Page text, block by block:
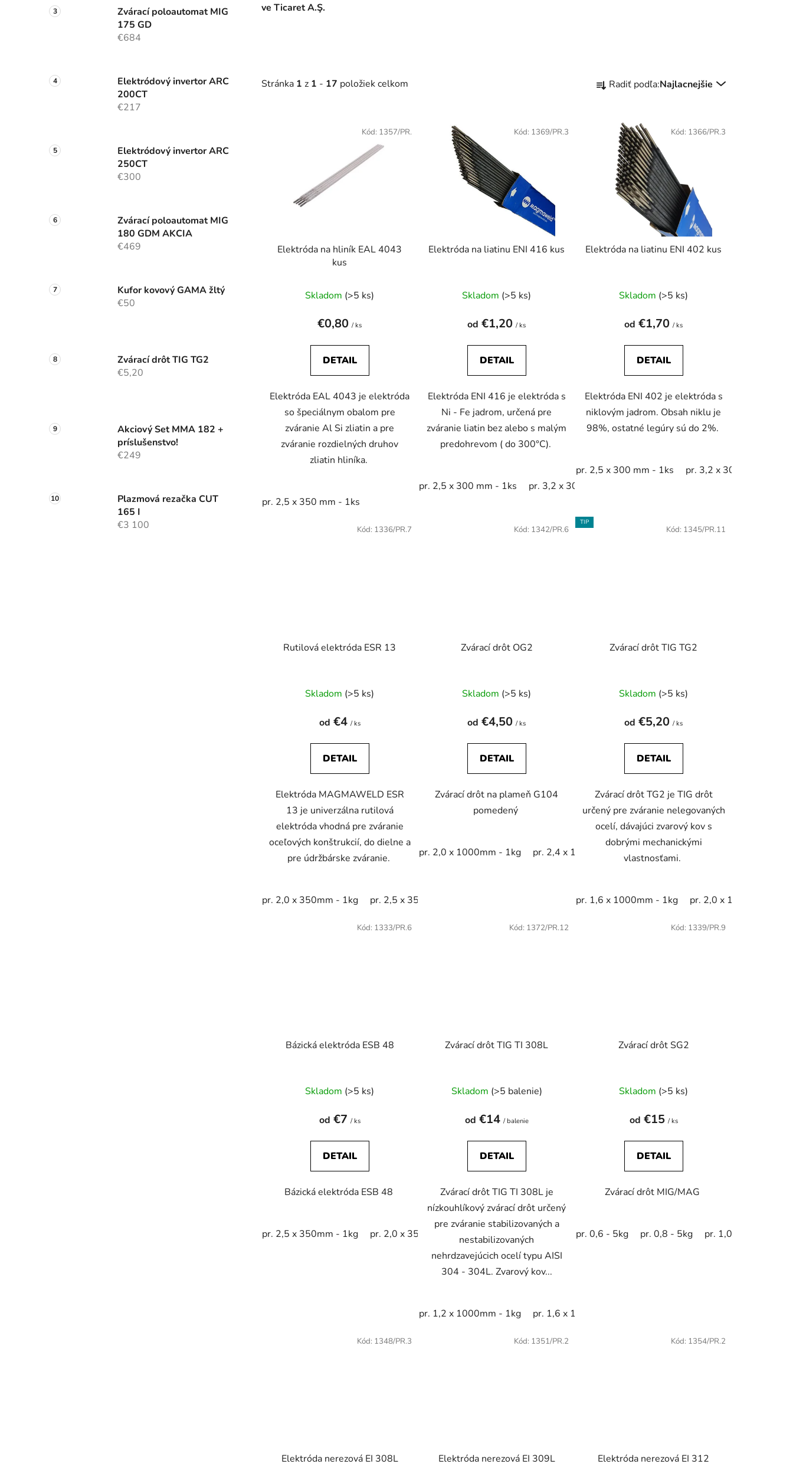
Zvárací poloautomat MIG
175 GD
€684
Elektródový invertor ARC
200CT
€217
Elektródový invertor ARC
250CT
€300
Zvárací poloautomat MIG
180 GDM AKCIA
€469
Kufor kovový GAMA žltý
€50
Zvárací drôt TIG TG2
€5,20
Akciový Set MMA 182 +
príslušenstvo!
€249
Plazmová rezačka CUT
165 I
€3 100
ve Ticaret A.Ş.
Stránka 1 z 1 - 17 položiek celkom
a
u
k
Radiť podľa:Najlacnejšie
Elektróda na hliník EAL 4043
kus
hodnotenie
produktu
3,7
z
hviezdičiek.
Skladom (>5 ks)
€0,80/ ks
DETAIL
Elektróda EAL 4043 je elektróda
so špeciálnym obalom pre
zváranie Al Si zliatin a pre
zváranie rozdielných druhov
zliatin hliníka.
pr. 2,5 x 350 mm - 1ks
Kód: 1357/PR.
Elektróda na liatinu ENI 416 kus
hodnotenie
produktu
je
5,0
z
hviezdičiek.
Skladom (>5 ks)
od €1,20/ ks
DETAIL
Elektróda ENI 416 je elektróda s
Ni - Fe jadrom, určená pre
zváranie liatin bez alebo s malým
predohrevom ( do 300°C).
pr. 2,5 x 300 mm - 1ks pr. 3,2 x 300 mm - 1ks
Kód: 1369/PR.3
Elektróda na liatinu ENI 402 kus
Skladom (>5 ks)
od €1,70/ ks
DETAIL
Elektróda ENI 402 je elektróda s
niklovým jadrom. Obsah niklu je
98%, ostatné legúry sú do 2%.
pr. 2,5 x 300 mm - 1ks pr. 3,2 x 300 mm - 1ks
Kód: 1366/PR.3
Rutilová elektróda ESR 13
Skladom (>5 ks)
od €4 / ks
DETAIL
Elektróda MAGMAWELD ESR
13 je univerzálna rutilová
elektróda vhodná pre zváranie
oceľových konštrukcií, do dielne a
pre údržbárske zváranie.
pr. 2,0 x 350mm - 1kg pr. 2,5 x 350mm - 1kg pr. 2,0 x 350mm - 2,5kg pr. 2,5 x 350mm - 2,5kg pr. 3,25 x 350mm
Kód: 1336/PR.7
Zvárací drôt OG2
Skladom (>5 ks)
od €4,50/ ks
DETAIL
Zvárací drôt na plameň G104
pomedený
pr. 2,0 x 1000mm - 1kg pr. 2,4 x 1000mm - 1kg pr. 3,2 x 1000mm - 1kg
Kód: 1342/PR.6
TIP
Zvárací drôt TIG TG2
hodnotenie
produktu
je
4,0
z
hviezdičiek.
Skladom (>5 ks)
od €5,20/ ks
DETAIL
Zvárací drôt TG2 je TIG drôt
určený pre zváranie nelegovaných
ocelí, dávajúci zvarový kov s
dobrými mechanickými
vlastnosťami.
pr. 1,6 x 1000mm - 1kg pr. 2,0 x 1000mm - 1kg
Kód: 1345/PR.11
Bázická elektróda ESB 48
hodnotenie
produktu
3,3
z
hviezdičiek.
Skladom (>5 ks)
od €7 / ks
DETAIL
Bázická elektróda ESB 48
pr. 2,5 x 350mm - 1kg pr. 2,0 x 350mm - 2,5kg pr. 2,5 x 350mm - 5kg pr. 3,25 x 350mm - 5kg
Kód: 1333/PR.6
Zvárací drôt TIG TI 308L
hodnotenie
produktu
5,0
z
hviezdičiek.
Skladom (>5 balenie)
od €14 / balenie
DETAIL
Zvárací drôt TIG TI 308L je
nízkouhlíkový zvárací drôt určený
pre zváranie stabilizovaných a
nestabilizovaných
nehrdzavejúcich ocelí typu AISI
304 - 304L. Zvarový kov...
pr. 1,2 x 1000mm - 1kg pr. 1,6 x 1000mm - 1kg
Kód: 1372/PR.12
Zvárací drôt SG2
Skladom (>5 ks)
od €15 / ks
DETAIL
Zvárací drôt MIG/MAG
pr. 0,6 - 5kg pr. 0,8 - 5kg pr. 1,0 - 5kg
Kód: 1339/PR.9
Elektróda nerezová EI 308L
Kód: 1348/PR.3
Elektróda nerezová EI 309L
Kód: 1351/PR.2
Elektróda nerezová EI 312
Kód: 1354/PR.2